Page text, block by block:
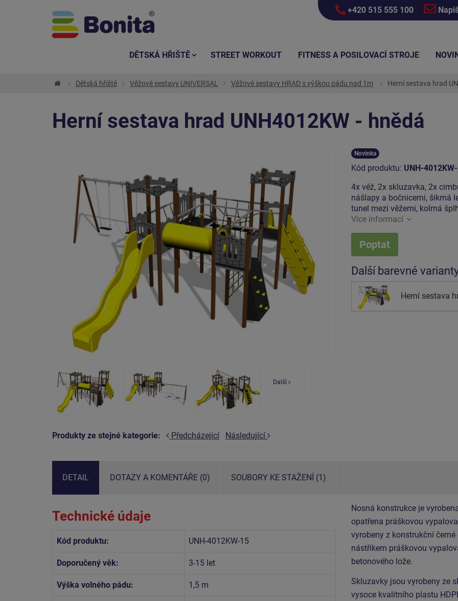
+420 515 555 100
Dětská hřiště Věžové sestavy UNIVERSAL Věžové sestavy HRAD s výškou pádu nad 1m Herní sestava hrad
Herní sestava hrad UNH4012KW - hnědá
Další
Produkty ze stejné kategorie: Předcházející Následující
Novinka
Kód produktu: UNH-
4x věž, 2x skluzavka, 2x
nášlapy a bočnicemi, šikmá
tunel mezi věžemi, kolmá
Více informací
Poptat
Další barevné
Herní sestava
DETAIL DOTAZY A KOMENTÁŘE (0) SOUBORY KE STAŽENÍ (1)
Technické údaje
Kód produktu: UNH-4012KW-15
Doporučený věk: 3-15 let
Výška volného pádu: 1,5 m
Nosná konstrukce je
opatřena práškovou
vyrobeny z konstrukční
nástřikem práškovou
betonového lože.
Skluzavky jsou vyrobeny ze
vysoce kvalitního plastu
DĚTSKÁ HŘIŠTĚ STREET WORKOUT FITNESS A POSILOVACÍ STROJE